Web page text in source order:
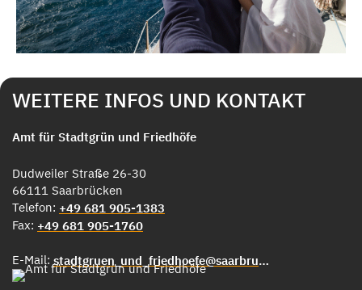
WEITERE INFOS UND KONTAKT
Amt für Stadtgrün und Friedhöfe
Dudweiler Straße 26-30
66111 Saarbrücken
Telefon: +49 681 905-1383
Fax: +49 681 905-1760
E-Mail: stadtgruen_und_friedhoefe@saarbruecken.de